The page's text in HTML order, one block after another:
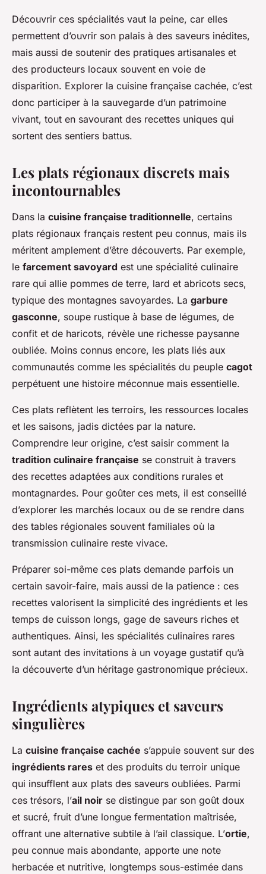
Découvrir ces spécialités vaut la peine, car elles
permettent d’ouvrir son palais à des saveurs inédites,
mais aussi de soutenir des pratiques artisanales et
des producteurs locaux souvent en voie de
disparition. Explorer la cuisine française cachée, c’est
donc participer à la sauvegarde d’un patrimoine
vivant, tout en savourant des recettes uniques qui
sortent des sentiers battus.
Les plats régionaux discrets mais
incontournables
Dans la cuisine française traditionnelle, certains
plats régionaux français restent peu connus, mais ils
méritent amplement d’être découverts. Par exemple,
le farcement savoyard est une spécialité culinaire
rare qui allie pommes de terre, lard et abricots secs,
typique des montagnes savoyardes. La garbure
gasconne, soupe rustique à base de légumes, de
confit et de haricots, révèle une richesse paysanne
oubliée. Moins connus encore, les plats liés aux
communautés comme les spécialités du peuple cagot
perpétuent une histoire méconnue mais essentielle.
Ces plats reflètent les terroirs, les ressources locales
et les saisons, jadis dictées par la nature.
Comprendre leur origine, c’est saisir comment la
tradition culinaire française se construit à travers
des recettes adaptées aux conditions rurales et
montagnardes. Pour goûter ces mets, il est conseillé
d’explorer les marchés locaux ou de se rendre dans
des tables régionales souvent familiales où la
transmission culinaire reste vivace.
Préparer soi-même ces plats demande parfois un
certain savoir-faire, mais aussi de la patience : ces
recettes valorisent la simplicité des ingrédients et les
temps de cuisson longs, gage de saveurs riches et
authentiques. Ainsi, les spécialités culinaires rares
sont autant des invitations à un voyage gustatif qu’à
la découverte d’un héritage gastronomique précieux.
Ingrédients atypiques et saveurs
singulières
La cuisine française cachée s’appuie souvent sur des
ingrédients rares et des produits du terroir unique
qui insufflent aux plats des saveurs oubliées. Parmi
ces trésors, l’ail noir se distingue par son goût doux
et sucré, fruit d’une longue fermentation maîtrisée,
offrant une alternative subtile à l’ail classique. L’ortie,
peu connue mais abondante, apporte une note
herbacée et nutritive, longtemps sous-estimée dans